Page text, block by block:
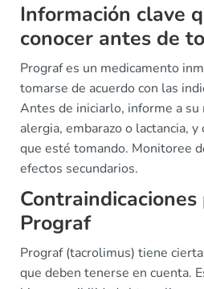
Información clave
conocer antes de
Prograf es un medicamento
tomarse de acuerdo con las
Antes de iniciarlo, informe a
alergia, embarazo o lactancia,
que esté tomando. Monitoree
efectos secundarios.
Prograf
Prograf (tacrolimus) tiene
que deben tenerse en cuenta.